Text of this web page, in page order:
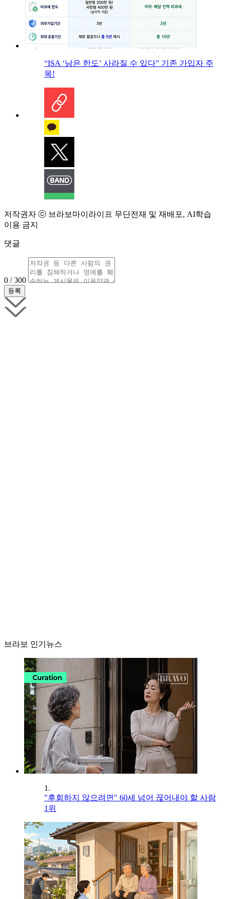
“ISA ‘남은 한도’ 사라질 수 있다” 기존 가입자 주
목!
저작권자 ⓒ 브라보마이라이프 무단전재 및 재배포, AI학습
이용 금지
댓글
0 / 300
브라보 인기뉴스
1.
"후회하지 않으려면" 60세 넘어 끊어내야 할 사람
1위